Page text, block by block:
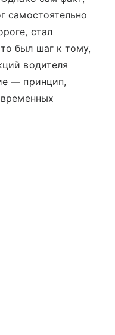
самостоятельно
стал
был шаг к тому,
водителя
— принцип,